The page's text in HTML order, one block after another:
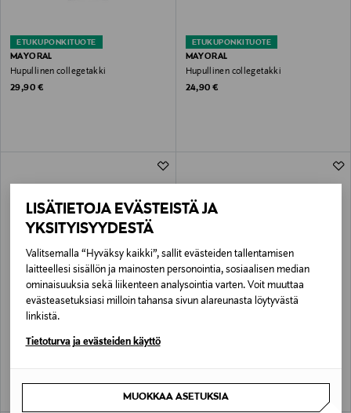
LISÄTIETOJA EVÄSTEISTÄ JA
YKSITYISYYDESTÄ
Valitsemalla “Hyväksy kaikki”, sallit evästeiden tallentamisen
laitteellesi sisällön ja mainosten personointia, sosiaalisen median
ominaisuuksia sekä liikenteen analysointia varten. Voit muuttaa
evästeasetuksiasi milloin tahansa sivun alareunasta löytyvästä
linkistä.
Tietoturva ja evästeiden käyttö
MUOKKAA ASETUKSIA
ETUKUPONKITUOTE
MAYORAL
Hupullinen collegetakki
Original Price
29,90 €
ETUKUPONKITUOTE
MAYORAL
Hupullinen collegetakki
Original Price
24,90 €
ETUKUPONKITUOTE
MAYORAL
Original Price
29,90 €
ETUKUPONKITUOTE